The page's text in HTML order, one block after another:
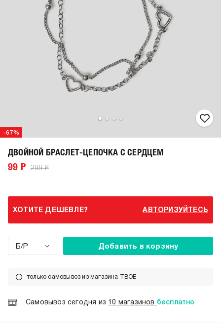
-67%
ДВОЙНОЙ БРАСЛЕТ-ЦЕПОЧКА С СЕРДЦЕМ
99 Р 299 Р
ХОТИТЕ ДЕШЕВЛЕ? АВТОРИЗУЙТЕСЬ
Б/Р Добавить в корзину
только самовывоз из магазина ТВОЕ
Самовывоз сегодня из 10 магазинов бесплатно